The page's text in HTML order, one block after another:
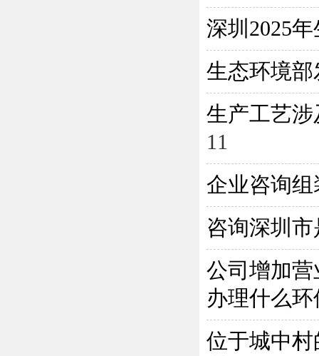
深圳2025
生态环境
生产工艺
11
企业咨询
咨询深圳
公司增加
办理什么
位于城中